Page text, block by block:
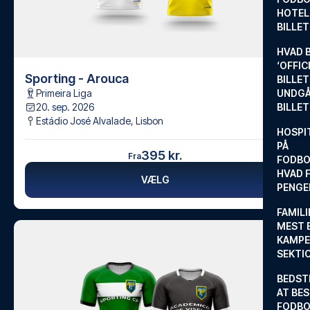
HVAD
PÅ
HVAD
MEST
AT
Sporting - Arouca
Primeira Liga
20. sep. 2026
Estádio José Alvalade, Lisbon
Fra395 kr.
VÆLG